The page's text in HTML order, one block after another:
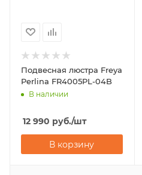
Подвесная люстра Freya
Perlina FR4005PL-04B
В наличии
12 990 руб./шт
В корзину